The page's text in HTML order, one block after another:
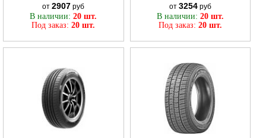
от2907 руб
В наличии:20 шт.
Под заказ:20 шт.
от 3254руб
В наличии: 20 шт.
Под заказ: 20 шт.